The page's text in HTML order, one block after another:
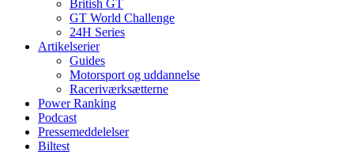
British GT
GT World Challenge
24H Series
Artikelserier
Guides
Motorsport og uddannelse
Raceriværksætterne
Power Ranking
Podcast
Pressemeddelelser
Biltest